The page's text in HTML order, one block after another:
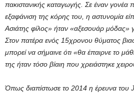
πακιστανικής καταγωγής. Σε έναν γονέα
εξαφάνιση της κόρης του, η αστυνομία
Ασιάτης φίλος» ήταν «αξεσουάρ μόδας»
Στον πατέρα ενός 15χρονου θύματος
μπορεί να σήμαινε ότι «θα έπαιρνε το
της ήταν τόσο βίαιη που χρειάστηκε
Όπως διαπίστωσε το 2014 η έρευνα του